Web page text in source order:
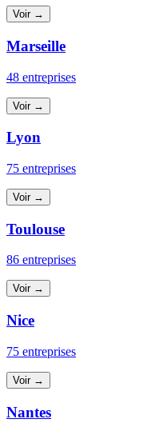
Voir →
Marseille
48 entreprises
Voir →
Lyon
75 entreprises
Voir →
Toulouse
86 entreprises
Voir →
Nice
75 entreprises
Voir →
Nantes